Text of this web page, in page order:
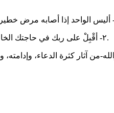
‏٢- أقْبِلْ على ربك في حاجتك الخاصة، فهو سبحانه أعلم بك وبحالك من نفسك، وأرحم بك من أمك وأبيك.